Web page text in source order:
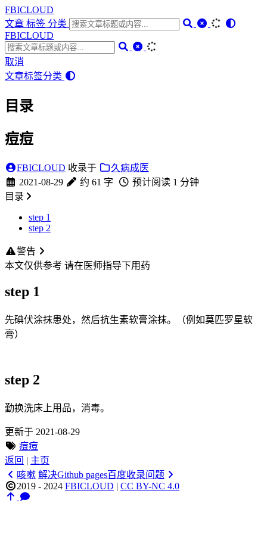
FBICLOUD
文章 标签 分类
FBICLOUD
取消
文章标签分类
目录
痘痘
FBICLOUD 收录于
久病成医
2021-08-29
约 61 字
预计阅读 1 分钟
目录
step 1
step 2
警告
本文仅供参考 请在医师指导下用药
step 1
先碘伏涂抹患处，然后抗生素软膏涂抹。（例如莫匹罗星软
膏）
step 2
勤换洗床上用品，消毒。
更新于 2021-08-29
痘痘
返回 | 主页
咳嗽 解决Github pages百度收录问题
2019 - 2024 FBICLOUD | CC BY-NC 4.0